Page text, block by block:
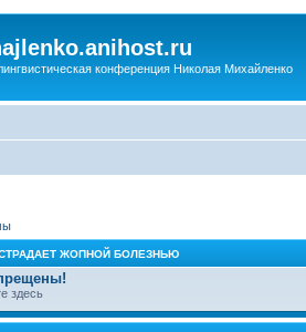
конференция Николая Михайленко
ЖОПНОЙ БОЛЕЗНЬЮ
здесь